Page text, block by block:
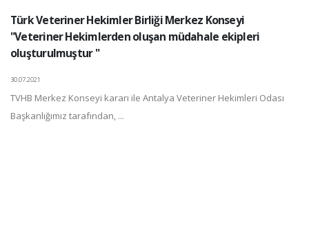
Türk Veteriner Hekimler Birliği Merkez Konseyi
"Veteriner Hekimlerden oluşan müdahale ekipleri
oluşturulmuştur "
30.07.2021
TVHB Merkez Konseyi kararı ile Antalya Veteriner Hekimleri Odası
Başkanlığımız tarafından, ...